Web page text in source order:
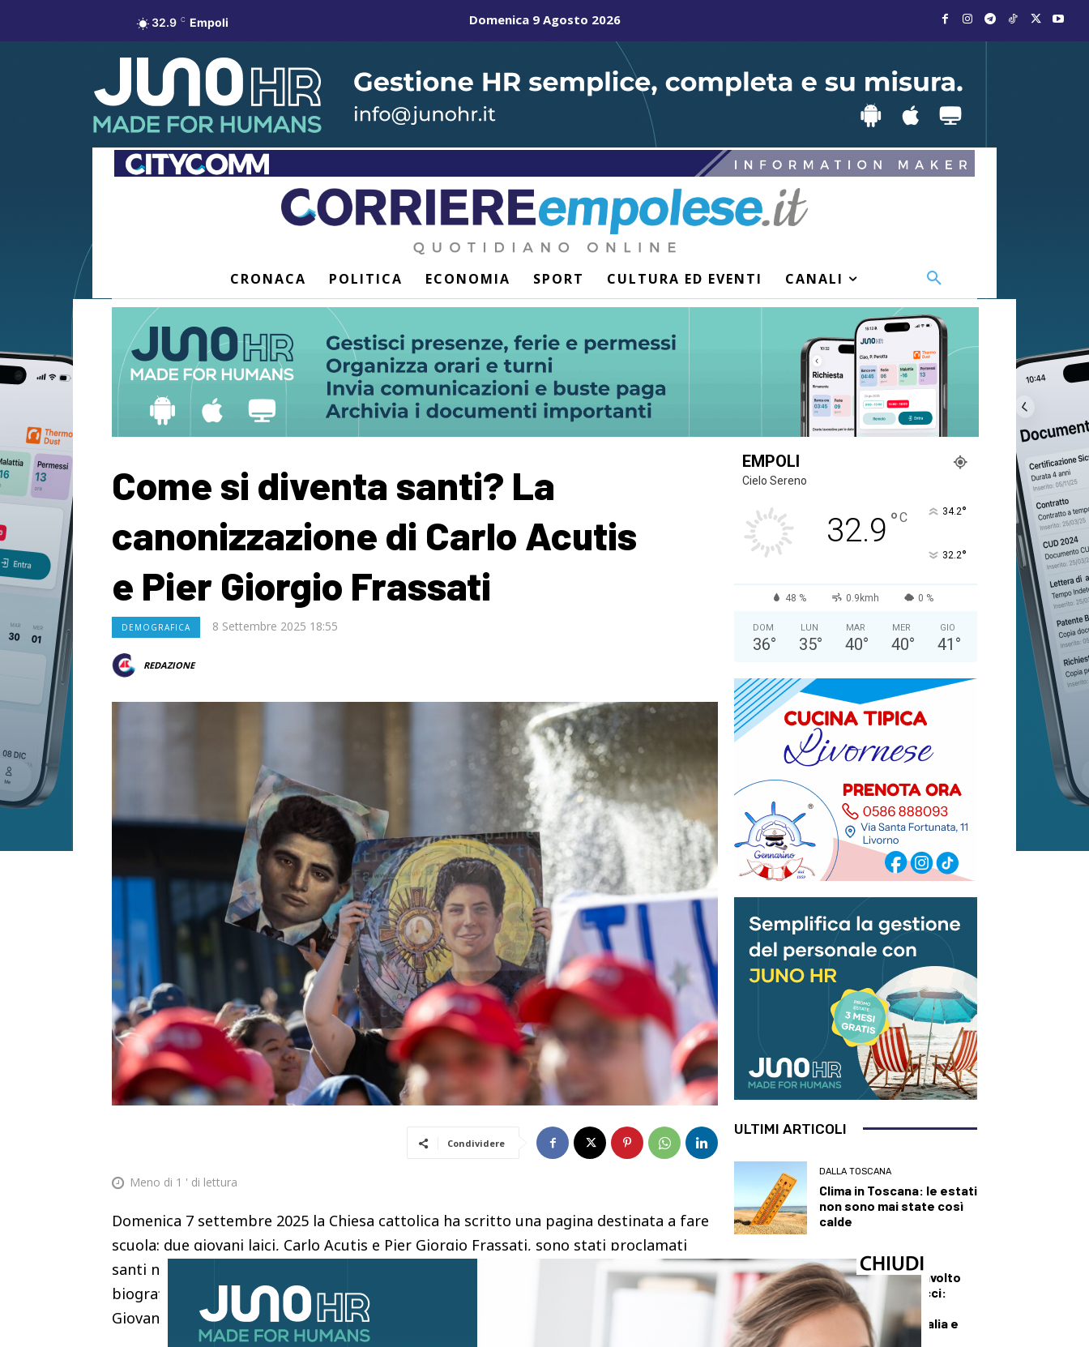
32.9 C Empoli Domenica 9 Agosto 2026
CRONACA POLITICA ECONOMIA SPORT CULTURA ED EVENTI CANALI
Come si diventa santi? La
canonizzazione di Carlo Acutis
e Pier Giorgio Frassati
DEMOGRAFICA 8 Settembre 2025 18:55
REDAZIONE
Condividere
Meno di 1 ' di lettura
Domenica 7 settembre 2025 la Chiesa cattolica ha scritto una pagina destinata a fare
scuola: due giovani laici, Carlo Acutis e Pier Giorgio Frassati, sono stati proclamati
santi nello stesso rito in piazza San Pietro. Non due figure remote, ma volti vicini alle
biografie del nostro tempo: un ragazzo appassionato di informatica, morto a 15—
Giovani
EMPOLI
Cielo Sereno
32.9 °C 34.2°
32.2°
48 % 0.9kmh 0 %
DOM
36°
LUN
35°
MAR
40°
MER
40°
GIO
41 °
ULTIMI ARTICOLI
DALLA TOSCANA
Clima in Toscana: le estati
non sono mai state così
calde
DALLA TOSCANA
Il centrodestra travolto
dall’ondata Vannacci:
Futuro Nazionale
raggiunge Forza Italia e
affonda la Lega